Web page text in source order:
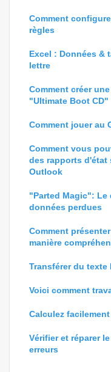
Comment
règles
Excel : Données &
lettre
Comment créer
"Ultimate Boot CD"
Comment jouer au
Comment vous
des rapports d'état
Outlook
"Parted Magic": Le
données perdues
Comment
manière
Transférer du texte
Voici comment
Calculez
Vérifier et réparer
erreurs